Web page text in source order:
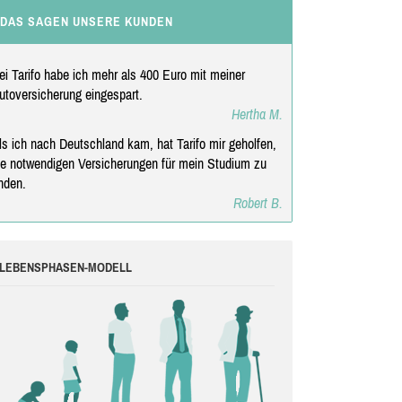
DAS SAGEN UNSERE KUNDEN
Tarifo habe ich mehr als 400 Euro mit meiner
eingespart.
Hertha M.
ich nach Deutschland kam, hat Tarifo mir geholfen,
notwendigen Versicherungen für mein Studium zu
Robert B.
LEBENSPHASEN-MODELL